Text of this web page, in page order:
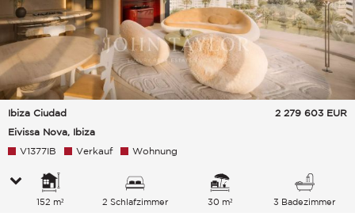
Ibiza Ciudad
Eivissa Nova, Ibiza
2 279 603 EUR
V1377IB Verkauf Wohnung
152 m² 2 Schlafzimmer 30 m² 3 Badezimmer